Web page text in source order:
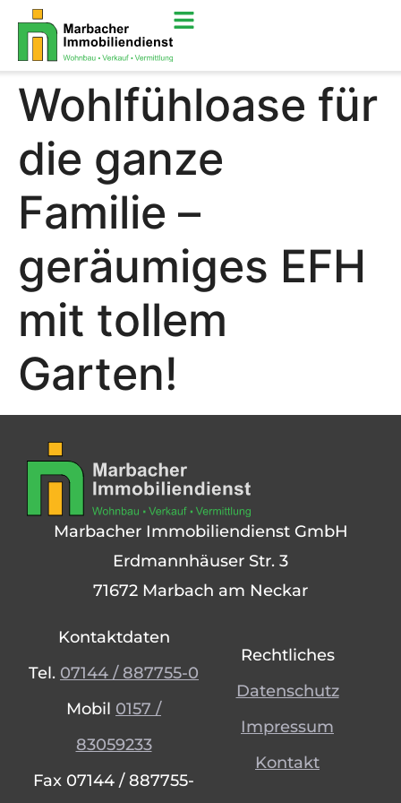
Wohlfühloase für
die ganze
Familie –
geräumiges EFH
mit tollem
Garten!
Marbacher Immobiliendienst GmbH
Erdmannhäuser Str. 3
71672 Marbach am Neckar
Kontaktdaten
Tel. 07144 / 887755-0
Mobil 0157 /
83059233
Fax 07144 / 887755-
Rechtliches
Datenschutz
Impressum
Kontakt